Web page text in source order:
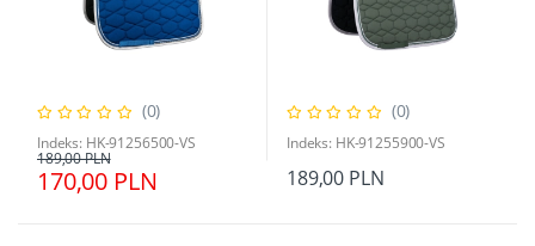
(0)
Indeks: HK-91256500-VS
170,00 PLN
189,00 PLN
(0)
Indeks: HK-91255900-VS
189,00 PLN